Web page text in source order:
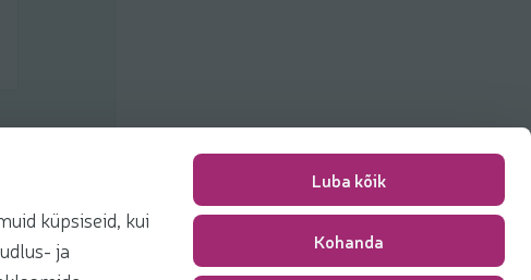
küpsiseid, kui
ja
Luba kõik
Kohanda